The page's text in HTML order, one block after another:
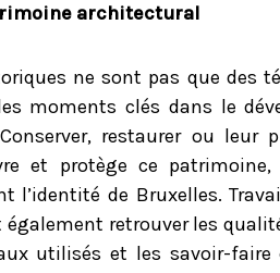
architectural
ne sont pas que des
moments clés dans le
restaurer ou leur
et protège ce
l’identité de Bruxelles.
également retrouver les
utilisés et les savoir-faire